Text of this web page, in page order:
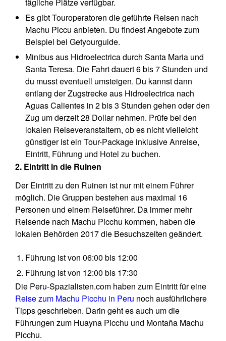
Es gibt Touroperatoren die geführte Reisen nach
Machu Piccu anbieten. Du findest Angebote zum
Beispiel bei Getyourguide.
Minibus aus Hidroelectrica durch Santa Maria und
Santa Teresa. Die Fahrt dauert 6 bis 7 Stunden und
du musst eventuell umsteigen. Du kannst dann
entlang der Zugstrecke aus Hidroelectrica nach
Aguas Calientes in 2 bis 3 Stunden gehen oder den
Zug um derzeit 28 Dollar nehmen. Prüfe bei den
lokalen Reiseveranstaltern, ob es nicht vielleicht
günstiger ist ein Tour-Package inklusive Anreise,
Eintritt, Führung und Hotel zu buchen.
2. Eintritt in die Ruinen
Der Eintritt zu den Ruinen ist nur mit einem Führer
möglich. Die Gruppen bestehen aus maximal 16
Personen und einem Reiseführer. Da immer mehr
Reisende nach Machu Picchu kommen, haben die
lokalen Behörden 2017 die Besuchszeiten geändert.
Führung ist von 06:00 bis 12:00
Führung ist von 12:00 bis 17:30
Die Peru-Spazialisten.com haben zum Eintritt für eine
Reise zum Machu Picchu in Peru noch ausführlichere
Tipps geschrieben. Darin geht es auch um die
Führungen zum Huayna Picchu und Montaña Machu
Picchu.